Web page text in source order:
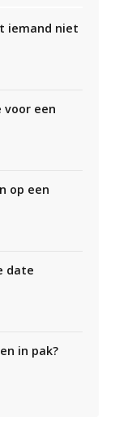
iemand niet
voor een
op een
date
in pak?